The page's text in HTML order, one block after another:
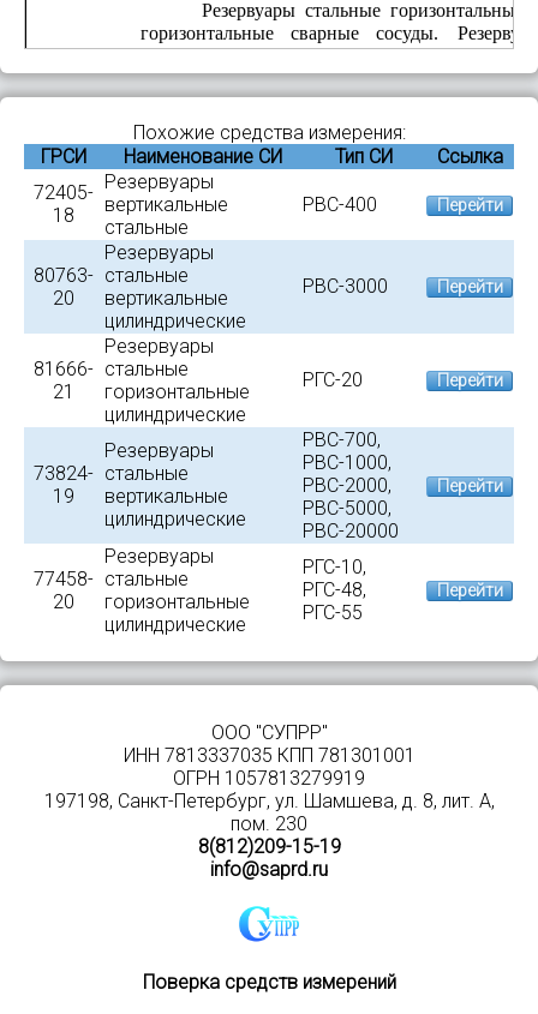
Резервуары стальные горизонтальные
горизонтальные
сварные сосуды.
устройствами для проведения операций по
приемо-раздаточными
патрубками с
клапаном; патрубком слива подтоварной воды.
от
РГСН-100 – наземная.
Резервуары
стальные
номерами
«Газпромнефть-Аэро Томск».
представлен на рисунке 1.
Рисунок 1 – Общий вид резервуара
Пломбирование резервуаров стальных
Программное обеспечение
отсутствует.
Похожие средства измерения:
ГРСИ
Наименование СИ Тип СИ
Ссылка
72405-
18
Резервуары
вертикальные
стальные
РВС-400 Перейти
80763-
20
Резервуары
стальные
вертикальные
цилиндрические
РВС-3000 Перейти
81666-
21
Резервуары
стальные
горизонтальные
цилиндрические
РГС-20 Перейти
73824-
19
Резервуары
стальные
вертикальные
цилиндрические
РВС-700,
РВС-1000,
РВС-2000,
РВС-5000,
РВС-20000
Перейти
77458-
20
Резервуары
стальные
горизонтальные
цилиндрические
РГС-10,
РГС-48,
РГС-55
Перейти
ООО "СУПРР"
ИНН 7813337035 КПП 781301001
ОГРН 1057813279919
197198, Санкт-Петербург, ул. Шамшева, д. 8, лит. А,
пом. 230
8(812)209-15-19
info@saprd.ru
Поверка средств измерений